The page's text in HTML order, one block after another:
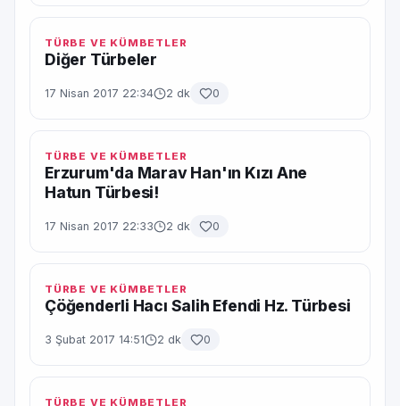
TÜRBE VE KÜMBETLER
Diğer Türbeler
17 Nisan 2017 22:34 2 dk 0
TÜRBE VE KÜMBETLER
Erzurum'da Marav Han'ın Kızı Ane
Hatun Türbesi!
17 Nisan 2017 22:33 2 dk 0
TÜRBE VE KÜMBETLER
Çöğenderli Hacı Salih Efendi Hz. Türbesi
3 Şubat 2017 14:51 2 dk 0
TÜRBE VE KÜMBETLER